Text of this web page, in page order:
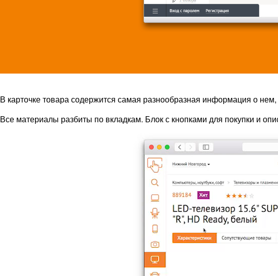
В карточке товара содержится самая разнообразная информация о
Все материалы разбиты по вкладкам. Блок с кнопками для покупки и